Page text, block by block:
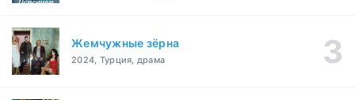
Жемчужные зёрна
2024, Турция, драма